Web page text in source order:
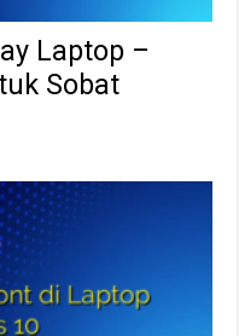
Laptop –
Sobat